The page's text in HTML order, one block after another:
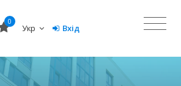
0
Укр Вхід